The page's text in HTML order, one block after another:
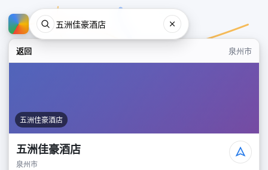
返回 泉州市
五洲佳豪酒店
五洲佳豪酒店
泉州市